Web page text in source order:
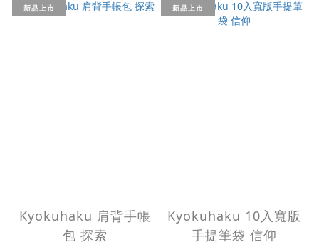
新品上市
Kyokuhaku 肩背手帳
包 探索
新品上市
Kyokuhaku 10入寬版
手提筆袋 信仰